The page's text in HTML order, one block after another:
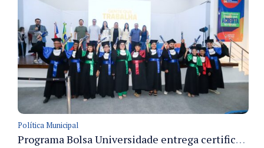
Política Municipal
Programa Bolsa Universidade entrega certificados a formandos em Manaus na sede do Executivo municipal